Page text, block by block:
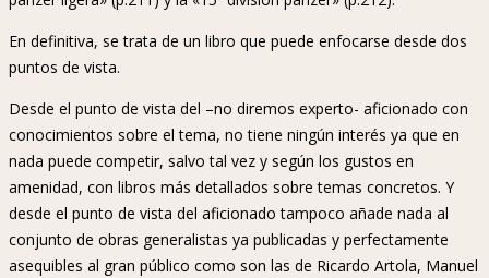
En definitiva, se trata de un libro que puede enfocarse desde dos
puntos de vista.
Desde el punto de vista del –no diremos experto- aficionado con
conocimientos sobre el tema, no tiene ningún interés ya que en
nada puede competir, salvo tal vez y según los gustos en
amenidad, con libros más detallados sobre temas concretos. Y
desde el punto de vista del aficionado tampoco añade nada al
conjunto de obras generalistas ya publicadas y perfectamente
asequibles al gran público como son las de Ricardo Artola, Manuel